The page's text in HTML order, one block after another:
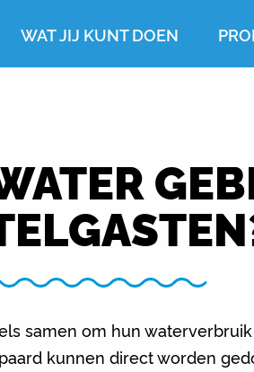
WAT JIJ KUNT DOEN
samen om hun
kunnen direct worden